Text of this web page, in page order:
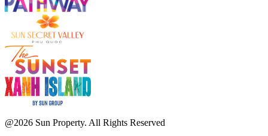
@2026 Sun Property. All Rights Reserved